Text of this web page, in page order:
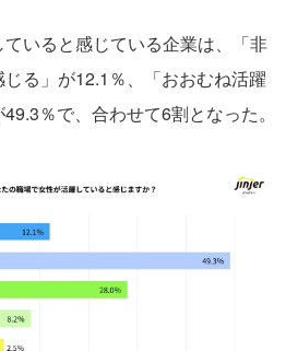
いると感じている企業は、「非
る」が12.1％、「おおむね活躍
％で、合わせて6割となった。